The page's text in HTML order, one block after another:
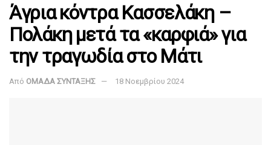
Άγρια κόντρα Κασσελάκη –
Πολάκη μετά τα «καρφιά» για
την τραγωδία στο Μάτι
Από ΟΜΑΔΑ ΣΥΝΤΑΞΗΣ 18 Νοεμβρίου 2024